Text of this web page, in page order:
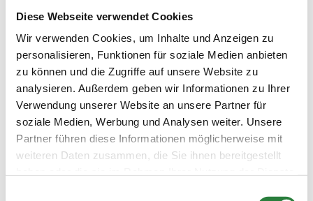
Diese Webseite verwendet Cookies
Wir verwenden Cookies, um Inhalte und Anzeigen zu
personalisieren, Funktionen für soziale Medien anbieten
zu können und die Zugriffe auf unsere Website zu
analysieren. Außerdem geben wir Informationen zu Ihrer
Verwendung unserer Website an unsere Partner für
soziale Medien, Werbung und Analysen weiter. Unsere
Partner führen diese Informationen möglicherweise mit
weiteren Daten zusammen, die Sie ihnen bereitgestellt
Preisgeld
200,00 €
LKL/Art
2 3 4 5 LP
10.07.2021
(n)
5. Stilspringprüfung Kl.L SPR
Preisgeld
200,00 €
LKL/Art
3 4 5 LP